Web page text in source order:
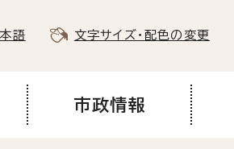
語 文字サイズ・配色の変更
市政情報